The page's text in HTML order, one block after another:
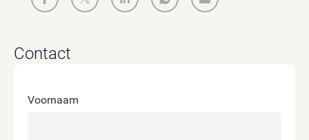
Contact
Voornaam